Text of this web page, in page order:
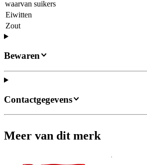
waarvan suikers
Eiwitten
Zout
Bewaren
Contactgegevens
Meer van dit merk